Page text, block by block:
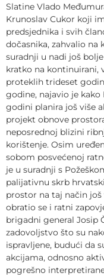
Slatine Vlado
Krunoslav Cukor koji
predsjednika i svih
dočasnika, zahvalio
suradnji u nadi još
kratko na kontinuirani,
proteklih trideset
godine, najavio je
godini planira još više
projekt obnove
neposrednoj blizini
korištenje. Osim
sobom posvećenoj
je u suradnji s
palijativnu skrb
prostor na taj način
obratio se i ratni
brigadni general Josip
zadovoljstvo što su
ispravljene, budući da
akcijama, odnosno
pogrešno